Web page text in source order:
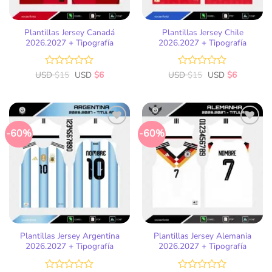
Plantillas Jersey Canadá
2026.2027 + Tipografía
Valorado
de
USD$15 USD $6
Plantillas Jersey Chile
2026.2027 + Tipografía
Valorado
de
USD$15 USD $6
-60%
Añadir
a la
lista
de
deseos
Plantillas Jersey Argentina
2026.2027 + Tipografía
-60%
Añadir
a la
lista
Plantillas Jersey Alemania
2026.2027 + Tipografía